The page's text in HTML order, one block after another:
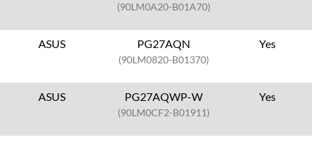
(90LM0A20-B01A70)
ASUS PG27AQN
(90LM0820-B01370)
Yes
ASUS PG27AQWP-W
(90LM0CF2-B01911)
Yes